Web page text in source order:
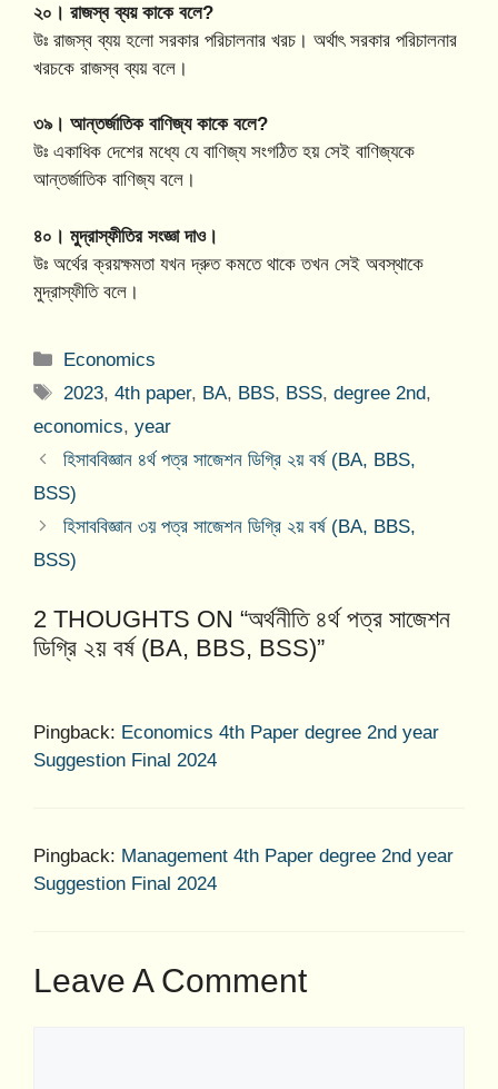
২০। রাজস্ব ব্যয় কাকে বলে?
উঃ রাজস্ব ব্যয় হলো সরকার পরিচালনার খরচ। অর্থাৎ সরকার পরিচালনার
খরচকে রাজস্ব ব্যয় বলে।
৩৯। আন্তর্জাতিক বাণিজ্য কাকে বলে?
উঃ একাধিক দেশের মধ্যে যে বাণিজ্য সংগঠিত হয় সেই বাণিজ্যকে
আন্তর্জাতিক বাণিজ্য বলে।
৪০। মুদ্রাস্ফীতির সংজ্ঞা দাও।
উঃ অর্থের ক্রয়ক্ষমতা যখন দ্রুত কমতে থাকে তখন সেই অবস্থাকে
মুদ্রাস্ফীতি বলে।
Categories
Economics
Tags
2023,4th paper, BA, BBS, BSS,degree 2nd,
economics, year
হিসাববিজ্ঞান ৪র্থ পত্র সাজেশন ডিগ্রি ২য় বর্ষ (BA, BBS,
BSS)
হিসাববিজ্ঞান ৩য় পত্র সাজেশন ডিগ্রি ২য় বর্ষ (BA, BBS,
BSS)
2 THOUGHTS ON “অর্থনীতি ৪র্থ পত্র সাজেশন
ডিগ্রি ২য় বর্ষ (BA, BBS, BSS)”
Pingback: Economics 4th Paper degree 2nd year
Suggestion Final 2024
Pingback: Management 4th Paper degree 2nd year
Suggestion Final 2024
Leave A Comment